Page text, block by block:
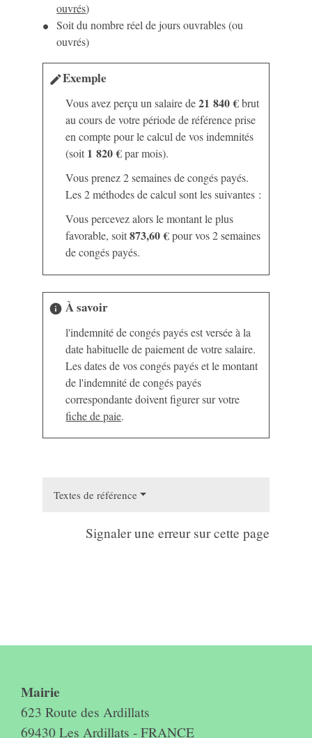
ouvrés)
Soit du nombre réel de jours ouvrables (ou
ouvrés)
editExemple
Vous avez perçu un salaire de21 840 €brut
au cours de votre période de référence prise
en compte pour le calcul de vos indemnités
(soit 1 820 €par mois).
Vous prenez 2 semaines de congés payés.
Les 2 méthodes de calcul sont les suivantes :
Vous percevez alors le montant le plus
favorable, soit873,60 €pour vos 2 semaines
de congés payés.
info À savoir
l'indemnité de congés payés est versée à la
date habituelle de paiement de votre salaire.
Les dates de vos congés payés et le montant
de l'indemnité de congés payés
correspondante doivent figurer sur votre
fiche de paie.
Textes de référence
Signaler une erreur sur cette page
Mairie
623 Route des Ardillats
69430 Les Ardillats - FRANCE